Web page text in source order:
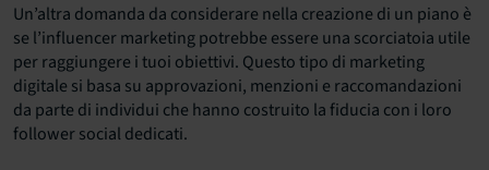
Un’altra domanda da considerare nella creazione di un piano è
se l’influencer marketing potrebbe essere una scorciatoia utile
per raggiungere i tuoi obiettivi. Questo tipo di marketing
digitale si basa su approvazioni, menzioni e raccomandazioni
da parte di individui che hanno costruito la fiducia con i loro
follower social dedicati.